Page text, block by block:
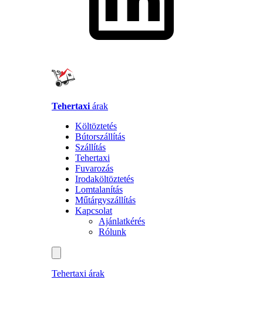
Tehertaxi árak
Költöztetés
Bútorszállítás
Szállítás
Tehertaxi
Fuvarozás
Irodaköltöztetés
Lomtalanítás
Műtárgyszállítás
Kapcsolat
Ajánlatkérés
Rólunk
Tehertaxi árak